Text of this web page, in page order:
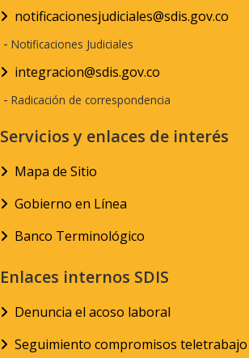
notificacionesjudiciales@sdis.gov.co
- Notificaciones Judiciales
integracion@sdis.gov.co
- Radicación de correspondencia
Servicios y enlaces de interés
Mapa de Sitio
Gobierno en Línea
Banco Terminológico
Enlaces internos SDIS
Denuncia el acoso laboral
Seguimiento compromisos teletrabajo